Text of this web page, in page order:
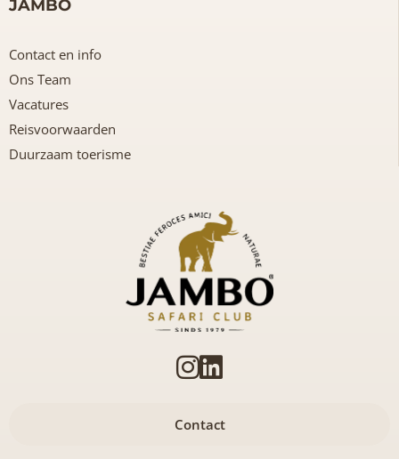
JAMBO
Contact en info
Ons Team
Vacatures
Reisvoorwaarden
Duurzaam toerisme
Contact